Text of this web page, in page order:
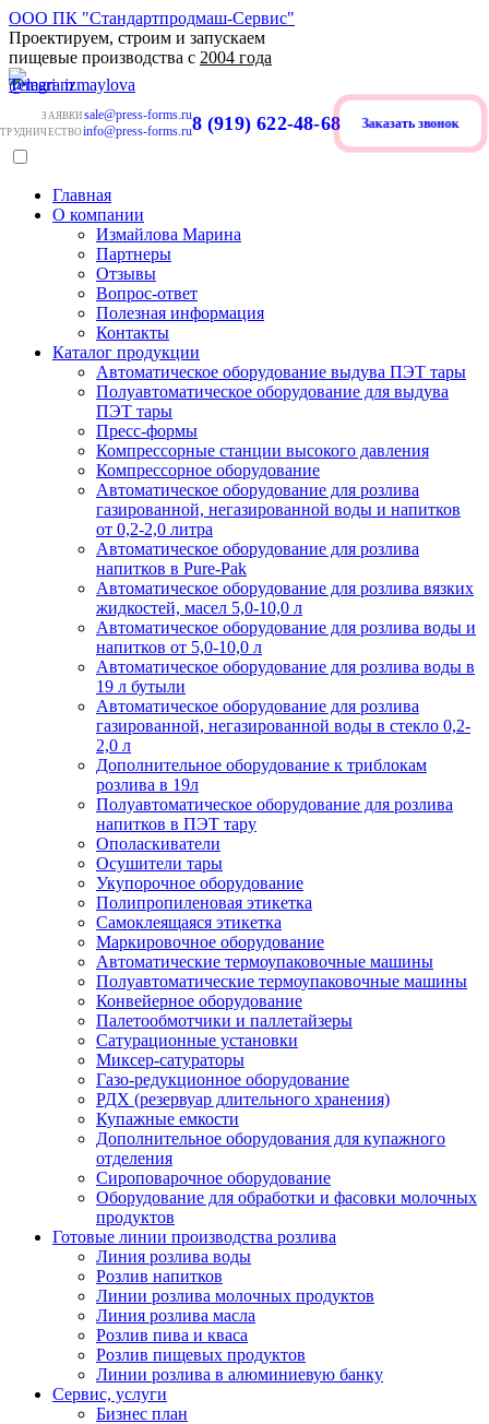
ООО ПК "Стандартпродмаш-Сервис"
Проектируем, строим и запускаем
пищевые производства с 2004 года
ЗАЯВКИ sale@press-forms.ru
info@press-forms.ru8 (919) 622-48-68 Заказать звонок
Главная
О компании
Измайлова Марина
Партнеры
Отзывы
Вопрос-ответ
Полезная информация
Контакты
Каталог продукции
Автоматическое оборудование выдува ПЭТ тары
Полуавтоматическое оборудование для выдува
ПЭТ тары
Пресс-формы
Компрессорные станции высокого давления
Компрессорное оборудование
Автоматическое оборудование для розлива
газированной, негазированной воды и напитков
от 0,2-2,0 литра
Автоматическое оборудование для розлива
напитков в Pure-Pak
Автоматическое оборудование для розлива вязких
жидкостей, масел 5,0-10,0 л
Автоматическое оборудование для розлива воды и
напитков от 5,0-10,0 л
Автоматическое оборудование для розлива воды в
19 л бутыли
Автоматическое оборудование для розлива
газированной, негазированной воды в стекло 0,2-
2,0 л
Дополнительное оборудование к триблокам
розлива в 19л
Полуавтоматическое оборудование для розлива
напитков в ПЭТ тару
Ополаскиватели
Осушители тары
Укупорочное оборудование
Полипропиленовая этикетка
Самоклеящаяся этикетка
Маркировочное оборудование
Автоматические термоупаковочные машины
Полуавтоматические термоупаковочные машины
Конвейерное оборудование
Палетообмотчики и паллетайзеры
Сатурационные установки
Миксер-сатураторы
Газо-редукционное оборудование
РДХ (резервуар длительного хранения)
Купажные емкости
Дополнительное оборудования для купажного
отделения
Сироповарочное оборудование
Оборудование для обработки и фасовки молочных
продуктов
Готовые линии производства розлива
Линия розлива воды
Розлив напитков
Линии розлива молочных продуктов
Линия розлива масла
Розлив пива и кваса
Розлив пищевых продуктов
Линии розлива в алюминиевую банку
Сервис, услуги
Бизнес план